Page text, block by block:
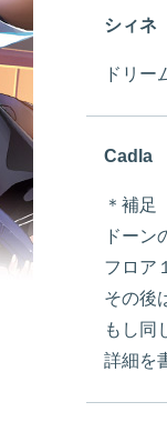
シィネ
ドリー
Cadla
＊補足
ドーン
フロア
その後
もし同
詳細を